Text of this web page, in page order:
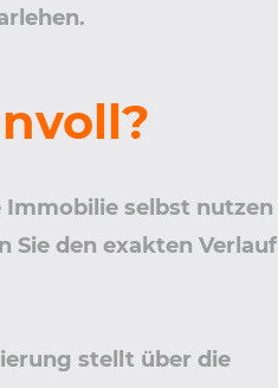
selbst nutzen
Sie den exakten Verlauf
stellt über die